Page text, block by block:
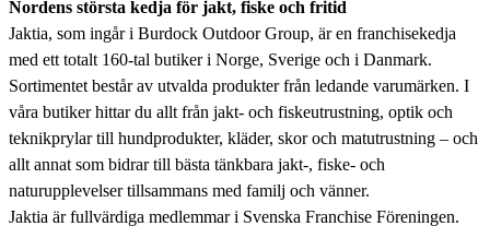
Nordens största kedja för jakt, fiske och fritid
Jaktia, som ingår i Burdock Outdoor Group, är en franchisekedja
med ett totalt 160-tal butiker i Norge, Sverige och i Danmark.
Sortimentet består av utvalda produkter från ledande varumärken. I
våra butiker hittar du allt från jakt- och fiskeutrustning, optik och
teknikprylar till hundprodukter, kläder, skor och matutrustning – och
allt annat som bidrar till bästa tänkbara jakt-, fiske- och
naturupplevelser tillsammans med familj och vänner.
Jaktia är fullvärdiga medlemmar i Svenska Franchise Föreningen.